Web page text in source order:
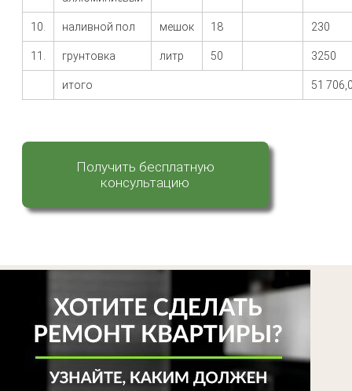
10. наливной пол мешок 18 230
11. грунтовка литр 50 3250
итого 51
Получить бесплатную
консультацию